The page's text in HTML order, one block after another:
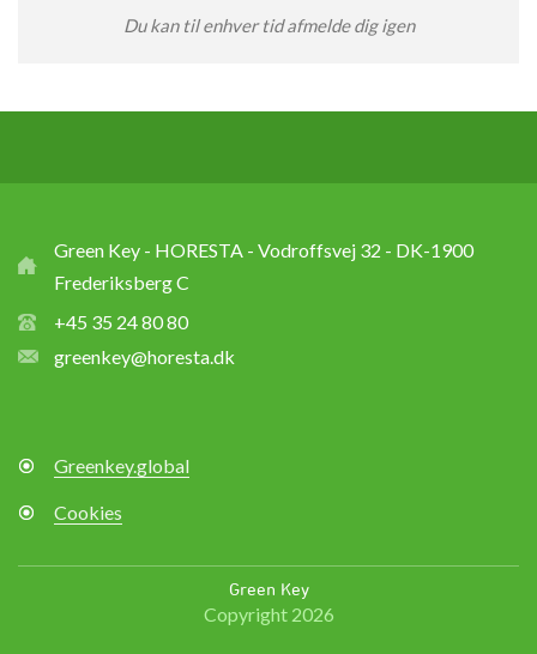
Du kan til enhver tid afmelde dig igen
Green Key - HORESTA - Vodroffsvej 32 - DK-1900
Frederiksberg C
+45 35 24 80 80
greenkey@horesta.dk
Greenkey.global
Cookies
Green Key
Copyright 2026